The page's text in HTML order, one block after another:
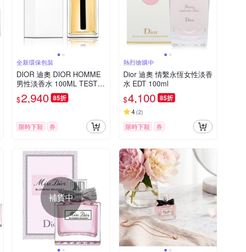
全新環保包裝
DIOR 迪奧 DIOR HOMME
男性淡香水 100ML TESTE
R 環保包裝
$2,940 85折
限時下殺 券
熱烈搶購中
Dior 迪奧 情繫永恆女性淡香
水 EDT 100ml
$4,100 85折
4(2)
限時下殺 券
補貨中